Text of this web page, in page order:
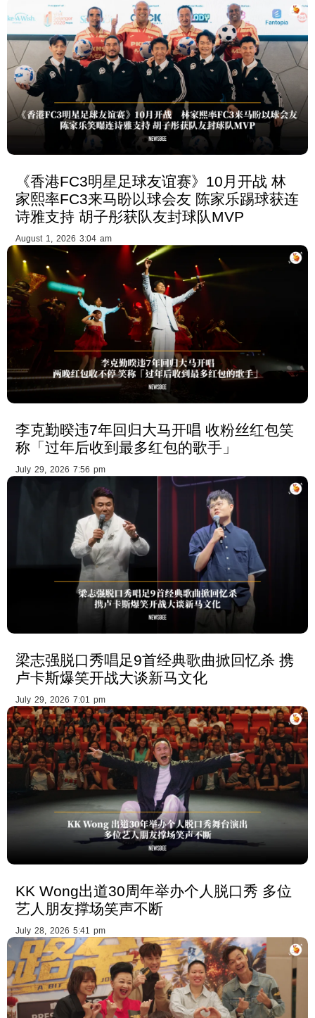
《香港FC3明星足球友谊赛》10月开战 林
家熙率FC3来马盼以球会友 陈家乐踢球获连
诗雅支持 胡子彤获队友封球队MVP
August 1, 2026 3:04 am
李克勤暌违7年回归大马开唱 收粉丝红包笑
称「过年后收到最多红包的歌手」
July 29, 2026 7:56 pm
梁志强脱口秀唱足9首经典歌曲掀回忆杀 携
卢卡斯爆笑开战大谈新马文化
July 29, 2026 7:01 pm
KK Wong出道30周年举办个人脱口秀 多位
艺人朋友撑场笑声不断
July 28, 2026 5:41 pm